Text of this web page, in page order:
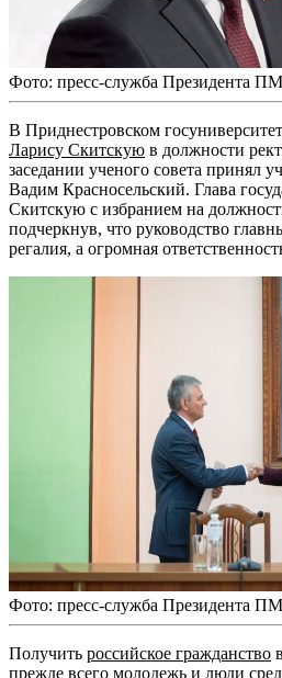
Фото: пресс-служба Президента
В Приднестровском
Ларису Скитскую в должности
заседании ученого совета принял
Вадим Красносельский. Глава
Скитскую с избранием на
подчеркнув, что руководство
регалия, а огромная
Фото: пресс-служба Президента
Получить российское гражданство
прежде всего молодежь и люди